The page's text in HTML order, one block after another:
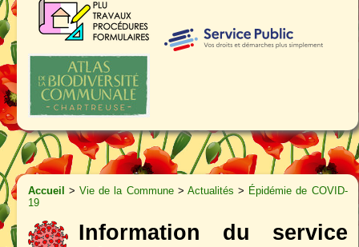
Accueil >Vie de la Commune> Actualités > Épidémie de COVID-
19
Information du service